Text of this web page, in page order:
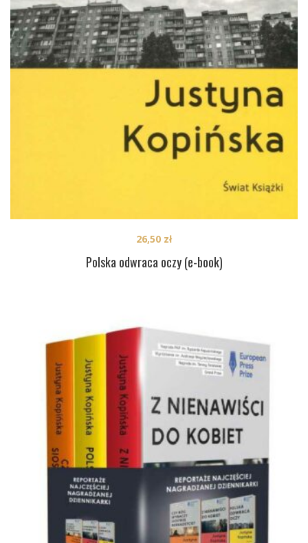
Polska odwraca oczy (e-book)
26,50 zł